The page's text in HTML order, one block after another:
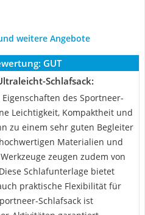
weitere Angebote
GUT
Schlafsack:
des Sportneer-
Leichtigkeit, Kompaktheit und
zu einem sehr guten Begleiter
Materialien und
zeugen zudem von
Schlafunterlage bietet
praktische Flexibilität für
Schlafsack ist